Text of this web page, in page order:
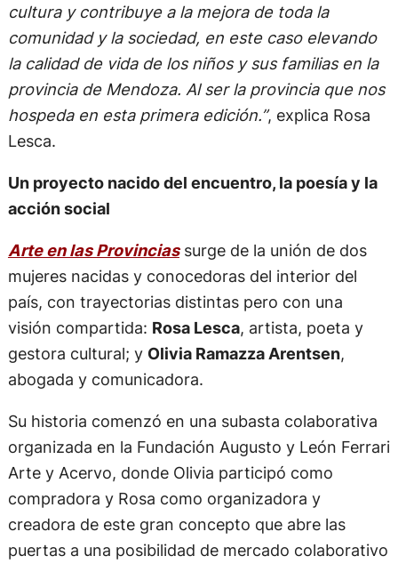
El evento tiene un doble propósito: por un lado,
acercar arte de primer nivel a comunidades del
interior del país, y por el otro, impulsar acciones
concretas que mejoren la realidad local,
trabajando junto a organizaciones sociales con
impacto territorial.
“El cumplimiento de estos propósitos enriquece la
cultura y contribuye a la mejora de toda la
la calidad de vida de los niños y sus familias en la
provincia de Mendoza. Al ser la provincia que nos
hospeda en esta primera edición.” , explica Rosa
Lesca.
Un proyecto nacido del encuentro, la poesía y la
Arte en las Provinciassurge de la unión de dos
mujeres nacidas y conocedoras del interior del
país, con trayectorias distintas pero con una
visión compartida:Rosa Lesca, artista, poeta y
gestora cultural; yOlivia Ramazza Arentsen,